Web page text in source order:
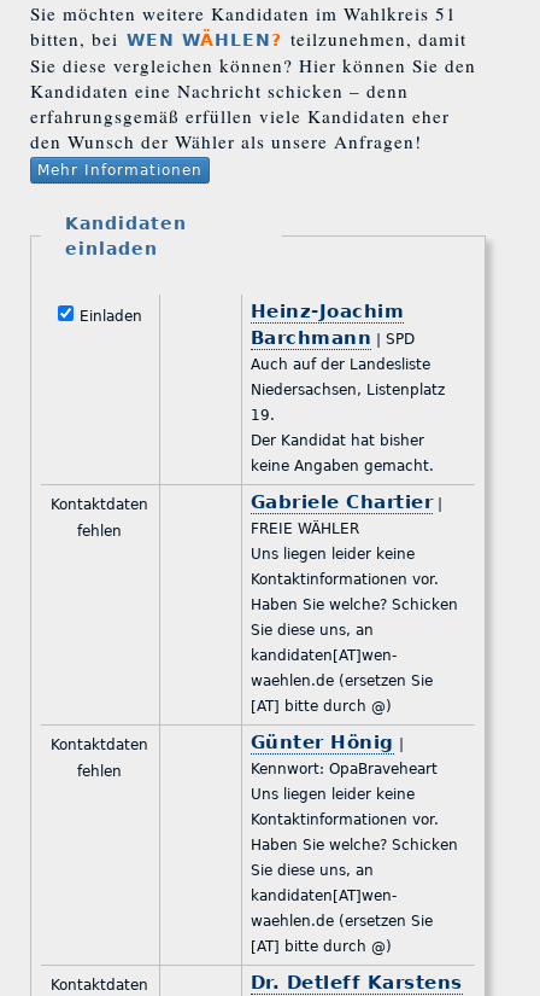
Sie möchten weitere Kandidaten im Wahlkreis 51
bitten, bei WEN WÄHLEN? teilzunehmen, damit
Sie diese vergleichen können? Hier können Sie den
Kandidaten eine Nachricht schicken – denn
erfahrungsgemäß erfüllen viele Kandidaten eher
den Wunsch der Wähler als unsere Anfragen!
Mehr Informationen
Kandidaten
einladen
Einladen
Heinz-Joachim
Barchmann | SPD
Auch auf der Landesliste
Niedersachsen, Listenplatz
19.
Der Kandidat hat bisher
keine Angaben gemacht.
Kontaktdaten
fehlen
Gabriele Chartier|
FREIE WÄHLER
Uns liegen leider keine
Kontaktinformationen vor.
Haben Sie welche? Schicken
Sie diese uns, an
kandidaten[AT]wen-
waehlen.de (ersetzen Sie
[AT] bitte durch @)
Kontaktdaten
fehlen
Günter Hönig
Kennwort: OpaBraveheart
Uns liegen leider keine
Kontaktinformationen vor.
Haben Sie welche? Schicken
Sie diese uns, an
kandidaten[AT]wen-
waehlen.de (ersetzen Sie
[AT] bitte durch @)
Kontaktdaten
Dr. Detleff Karstens